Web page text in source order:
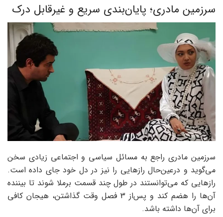
سرزمین مادری؛ پایان‌بندی سریع و غیرقابل درک
سرزمین مادری راجع به مسائل سیاسی و اجتماعی زیادی سخن
می‌گوید و درعین‌حال رازهایی را نیز در دل خود جای داده است‌.
رازهایی که می‌توانستند در طول چند قسمت برملا شوند تا بیننده
آن‌ها را هضم کند و پس‌از 3 فصل وقت گذاشتن، هیجان کافی
برای آن‌ها داشته باشد.